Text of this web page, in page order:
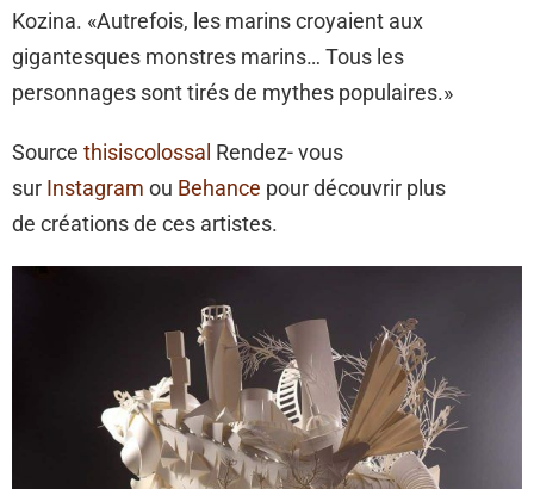
Kozina. «Autrefois, les marins croyaient aux
gigantesques monstres marins… Tous les
personnages sont tirés de mythes populaires.»
Source thisiscolossal Rendez- vous
sur Instagram ou Behance pour découvrir plus
de créations de ces artistes.